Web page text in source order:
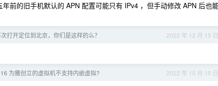
前的旧手机默认的 APN 配置可能只有 IPv4 ，但手动修改 APN 后也
2022 年 12 月 15 日
打开定位到北京，你们是这样的么？
2022 年 10 月 15 日
为撒创立的虚拟机不支持内嵌虚拟?